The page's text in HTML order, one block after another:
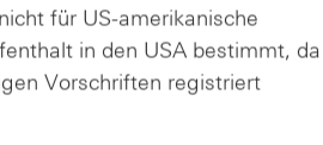
für US-amerikanische
in den USA bestimmt, da
Vorschriften registriert